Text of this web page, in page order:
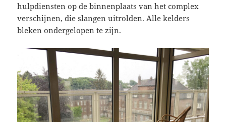
hulpdiensten op de binnenplaats van het complex
verschijnen, die slangen uitrolden. Alle kelders
bleken ondergelopen te zijn.